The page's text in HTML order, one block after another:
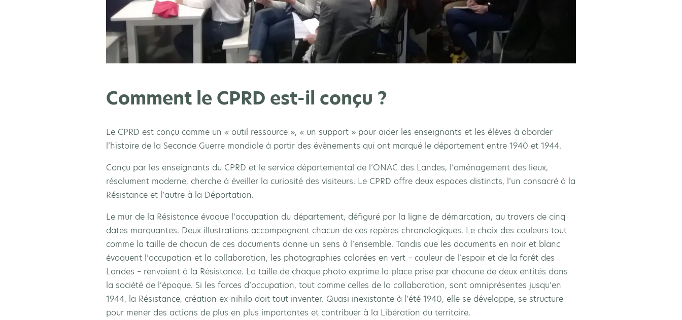
Comment le CPRD est-il conçu ?
Le CPRD est conçu comme un « outil ressource », « un support » pour aider les enseignants et les élèves à aborder
l’histoire de la Seconde Guerre mondiale à partir des évènements qui ont marqué le département entre 1940 et 1944.
Conçu par les enseignants du CPRD et le service départemental de l’ONAC des Landes, l’aménagement des lieux,
résolument moderne, cherche à éveiller la curiosité des visiteurs. Le CPRD offre deux espaces distincts, l’un consacré à la
Résistance et l’autre à la Déportation.
Le mur de la Résistance évoque l’occupation du département, défiguré par la ligne de démarcation, au travers de cinq
dates marquantes. Deux illustrations accompagnent chacun de ces repères chronologiques. Le choix des couleurs tout
comme la taille de chacun de ces documents donne un sens à l’ensemble. Tandis que les documents en noir et blanc
évoquent l’occupation et la collaboration, les photographies colorées en vert – couleur de l’espoir et de la forêt des
Landes – renvoient à la Résistance. La taille de chaque photo exprime la place prise par chacune de deux entités dans
la société de l’époque. Si les forces d’occupation, tout comme celles de la collaboration, sont omniprésentes jusqu’en
1944, la Résistance, création ex-nihilo doit tout inventer. Quasi inexistante à l’été 1940, elle se développe, se structure
pour mener des actions de plus en plus importantes et contribuer à la Libération du territoire.